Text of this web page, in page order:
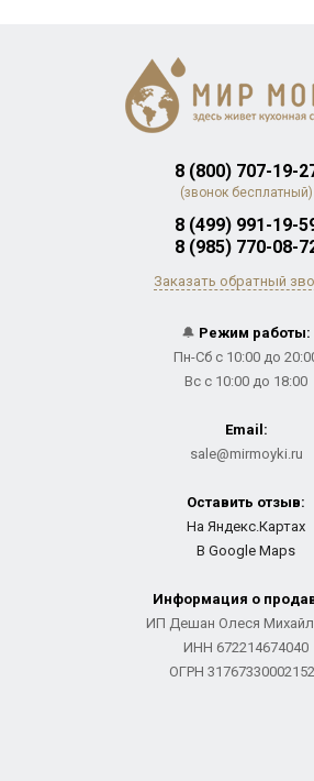
8 (800) 707-19-
(звонок бесплатный)
8 (499) 991-19-
8 (985) 770-08-
Заказать обратный
🔔 Режим работы:
Пн-Сб с 10:00 до
Вс с 10:00 до 18:00
Email:
sale@mirmoyki.ru
Оставить отзыв:
На Яндекс.Картах
В Google Maps
Информация о
ИП Дешан Олеся
ИНН 672214674040
ОГРН